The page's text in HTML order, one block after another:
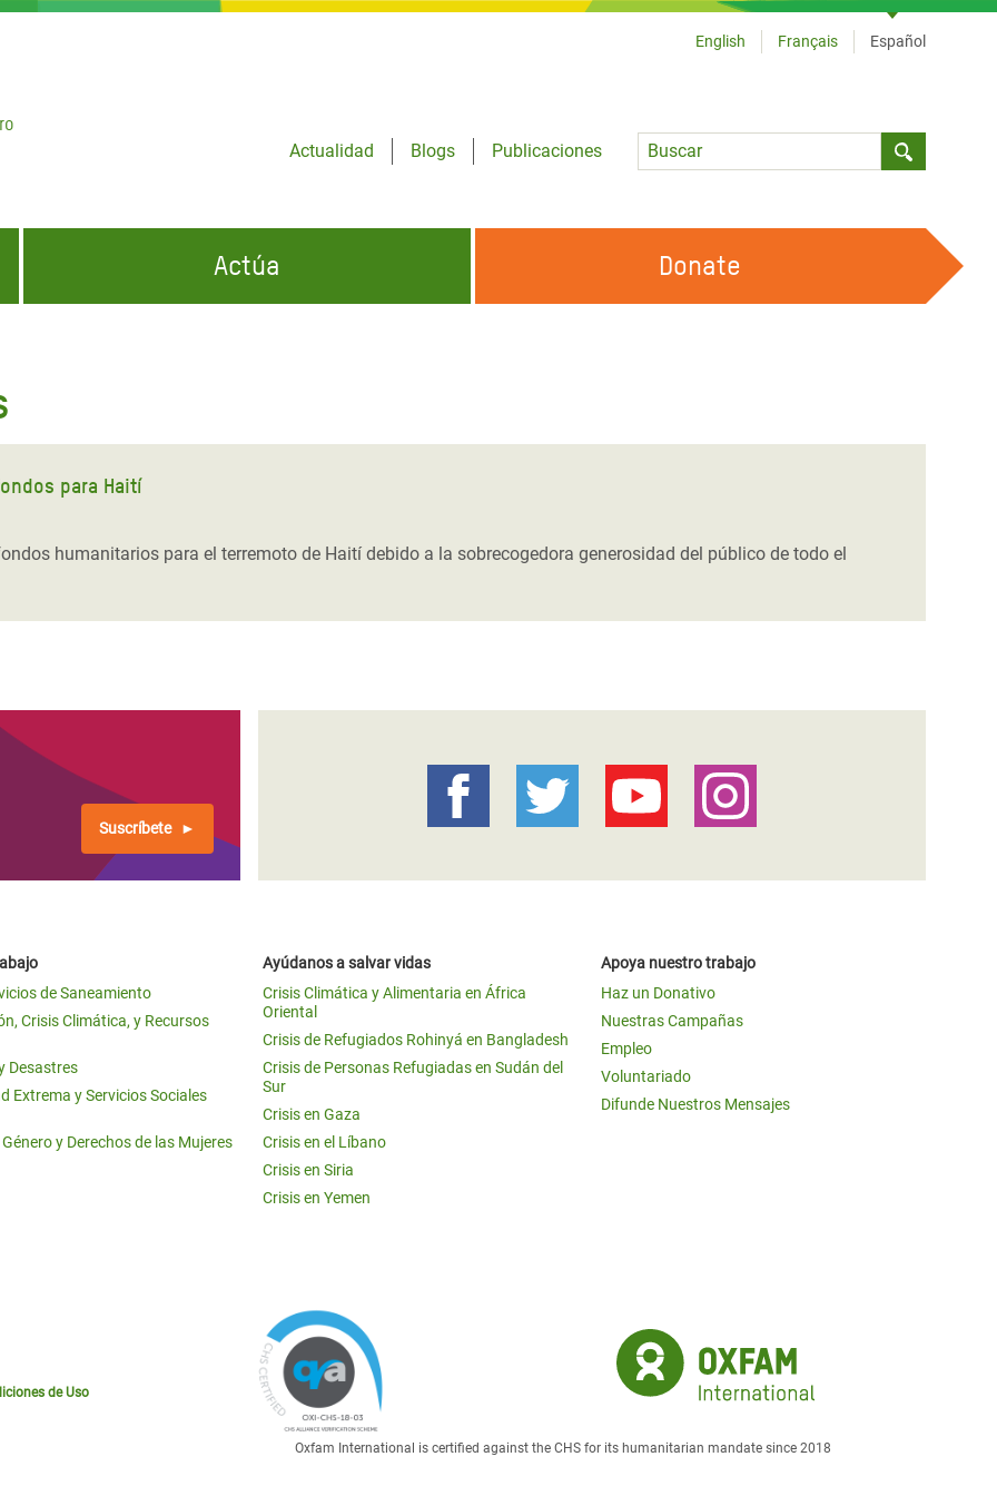
Actualidad
Blogs
Publicaciones
Language
English Français Español
Appeal
por la Crisis en
Oriental
del Sur
Siria
en Yemen
Actúa Donate
para Haití
humanitarios para el terremoto de Haití debido a la sobrecogedora generosidad del público de todo el
Suscríbete
de Saneamiento
Crisis Climática, y Recursos
Desastres
Extrema y Servicios Sociales
y Derechos de las Mujeres
Ayúdanos a salvar vidas
Crisis Climática y Alimentaria en África
Oriental
Crisis de Refugiados Rohinyá en Bangladesh
Crisis de Personas Refugiadas en Sudán del
Sur
Crisis en Gaza
Crisis en el Líbano
Crisis en Siria
Crisis en Yemen
Apoya nuestro trabajo
Haz un Donativo
Nuestras Campañas
Empleo
Voluntariado
Difunde Nuestros Mensajes
de Uso
Oxfam International is certified against the CHS for its humanitarian mandate since 2018